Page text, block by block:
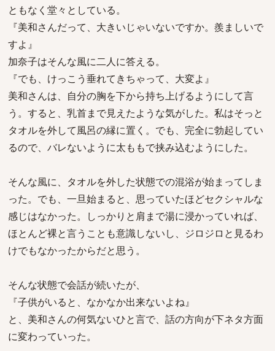
ともなく堂々としている。
『美和さんだって、大きいじゃいないですか。羨ましいで
すよ』
加奈子はそんな風に二人に答える。
『でも、けっこう垂れてきちゃって、大変よ』
美和さんは、自分の胸を下から持ち上げるようにして言
う。すると、乳首まで見えたような気がした。私はそっと
タオルを外して風呂の縁に置く。でも、完全に勃起してい
るので、バレないように太ももで挟み込むようにした。
そんな風に、タオルを外した状態での混浴が始まってしま
った。でも、一旦始まると、思っていたほどセクシャルな
感じはなかった。しっかりと肩まで湯に浸かっていれば、
ほとんど裸と言うことも意識しないし、ジロジロと見るわ
けでもなかったからだと思う。
そんな状態で会話が続いたが、
『子供がいると、なかなか出来ないよね』
と、美和さんの何気ないひと言で、話の方向が下ネタ方面
に変わっていった。